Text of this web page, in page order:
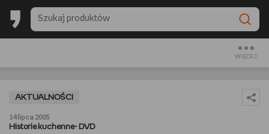
WIĘCEJ
BACK TO SCHOOL
SŁUCHAM
AKTUALNOŚCI
14 lipca 2005
Historie kuchenne- DVD